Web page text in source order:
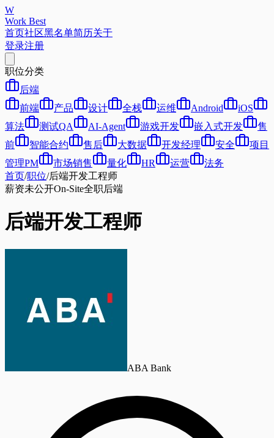
W
Work Best
首页社区黑名单简历关于
登录注册
职位分类
后端
前端
产品 设计 全栈 运维 Android
iOS
算法
测试QA AI-Agent 游戏开发 嵌入式开发
售
前
智能合约 售后 大数据 开发经理 安全
项目
管理PM
市场销售 量化 HR 运营
法务
首页/职位/后端开发工程师
薪资未公开On-Site全职后端
后端开发工程师
ABA Bank